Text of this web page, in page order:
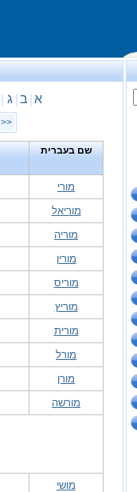
א ב ג
<<
שם בעברית
מורי
מוריאל
מוריה
מורין
מוריס
מוריץ
מורית
מורל
מורן
מורשה
מושי